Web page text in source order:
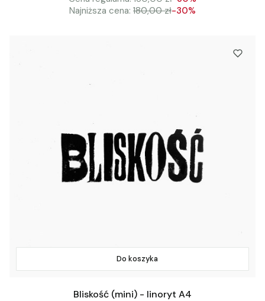
Najniższa cena: 180,00 zł-30%
Do koszyka
Bliskość (mini) - linoryt A4